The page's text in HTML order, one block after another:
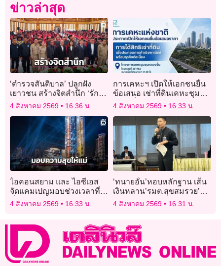
ข่าวล่าสุด
‘ตำรวจสันติบาล’ ปลูกฝัง
เยาวชน สร้างจิตสำนึก ‘รัก
ชาติ-ศาสน์-กษัตริย์’
4 สิงหาคม 2569 16:36 น.
การเคหะฯ เปิดให้เอกชนยื่น
ข้อเสนอ เช่าที่ดินเคหะชุมชน
คลองจั่น
4 สิงหาคม 2569 16:33 น.
ไอคอนสยาม และ ไอซีเอส
จัดแคมเปญมอบช่วงเวลาที่ดี
ที่สุดให้คุณแม่
4 สิงหาคม 2569 16:33 น.
‘ทนายอั๋น’หอบหลักฐาน เส้น
เงินหลาน’รมต.สุขสมรวย’ยื่น
‘พริษฐ์’สอบ หลังพบโอนให้
สุราษฎร์ธานี’
4 สิงหาคม 2569 16:31 น.